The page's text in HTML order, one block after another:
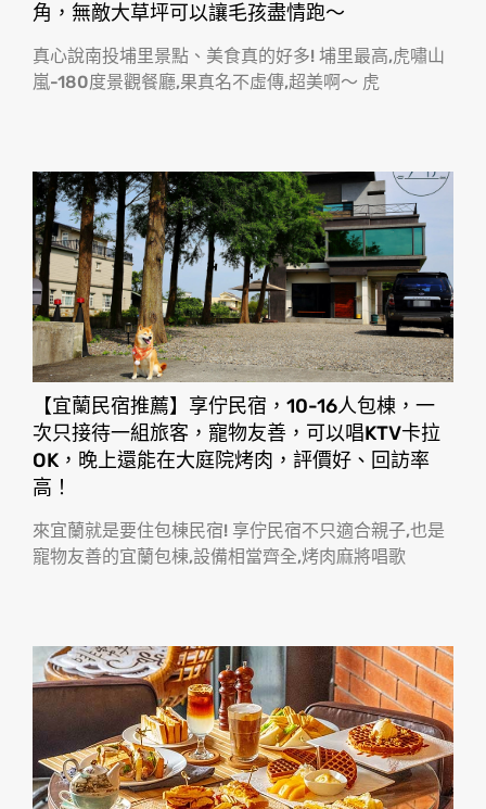
角，無敵大草坪可以讓毛孩盡情跑〜
真心說南投埔里景點、美食真的好多! 埔里最高,虎嘯山
嵐-180度景觀餐廳,果真名不虛傳,超美啊〜 虎
【宜蘭民宿推薦】享佇民宿，10-16人包棟，一
次只接待一組旅客，寵物友善，可以唱KTV卡拉
OK，晚上還能在大庭院烤肉，評價好、回訪率
高！
來宜蘭就是要住包棟民宿! 享佇民宿不只適合親子,也是
寵物友善的宜蘭包棟,設備相當齊全,烤肉麻將唱歌